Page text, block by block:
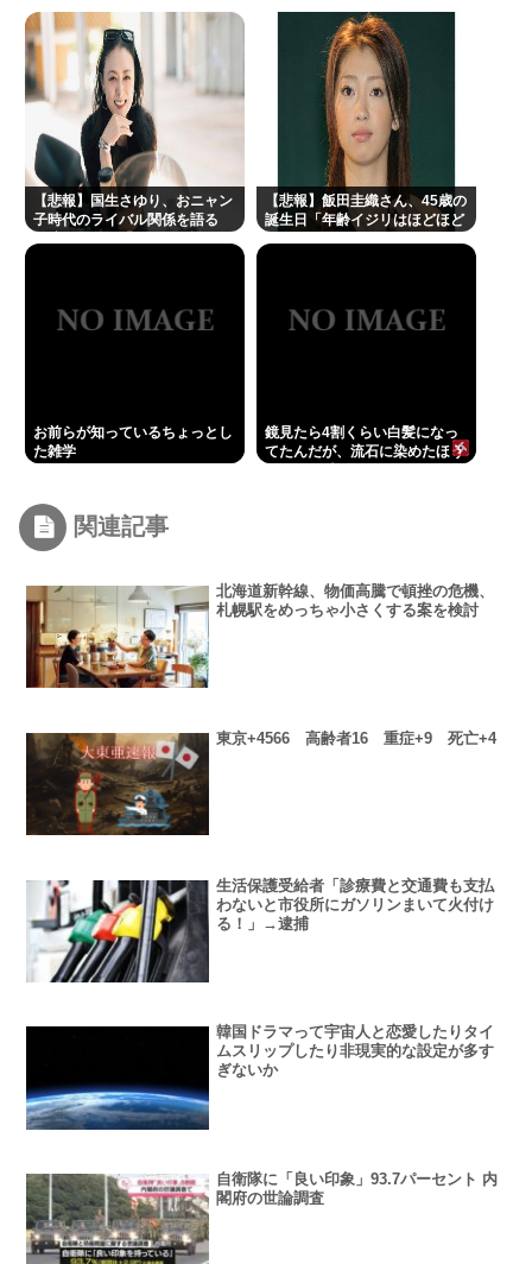
キッチンハイター薄めた水で一
回まわそう！」
【悲報】国生さゆり、おニャン
子時代のライバル関係を語る
【悲報】飯田圭織さん、45歳の
誕生日「年齢イジリはほどほど
お前らが知っているちょっとし
た雑学
鏡見たら4割くらい白髪になっ
てたんだが、流石に染めたほう
関連記事
北海道新幹線、物価高騰で頓挫の危機、
札幌駅をめっちゃ小さくする案を検討
東京+4566 高齢者16 重症+9 死亡+4
生活保護受給者「診療費と交通費も支払
わないと市役所にガソリンまいて火付け
る！」→逮捕
韓国ドラマって宇宙人と恋愛したりタイ
ムスリップしたり非現実的な設定が多す
ぎないか
自衛隊に「良い印象」93.7パーセント 内
閣府の世論調査